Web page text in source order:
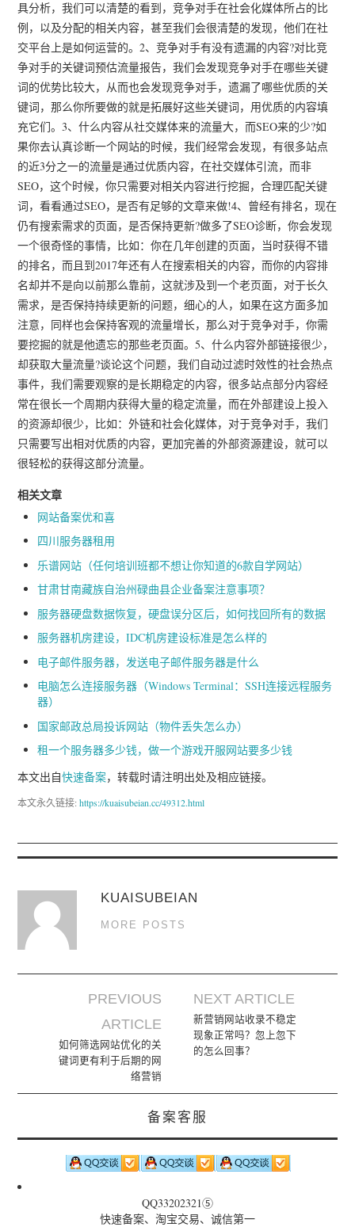
具分析，我们可以清楚的看到，竞争对手在社会化媒体所占的比
例，以及分配的相关内容，甚至我们会很清楚的发现，他们在社
交平台上是如何运营的。2、竞争对手有没有遗漏的内容?对比竞
争对手的关键词预估流量报告，我们会发现竞争对手在哪些关键
词的优势比较大，从而也会发现竞争对手，遗漏了哪些优质的关
键词，那么你所要做的就是拓展好这些关键词，用优质的内容填
充它们。3、什么内容从社交媒体来的流量大，而SEO来的少?如
果你去认真诊断一个网站的时候，我们经常会发现，有很多站点
的近3分之一的流量是通过优质内容，在社交媒体引流，而非
SEO，这个时候，你只需要对相关内容进行挖掘，合理匹配关键
词，看看通过SEO，是否有足够的文章来做!4、曾经有排名，现在
仍有搜索需求的页面，是否保持更新?做多了SEO诊断，你会发现
一个很奇怪的事情，比如：你在几年创建的页面，当时获得不错
的排名，而且到2017年还有人在搜索相关的内容，而你的内容排
名却并不是向以前那么靠前，这就涉及到一个老页面，对于长久
需求，是否保持持续更新的问题，细心的人，如果在这方面多加
注意，同样也会保持客观的流量增长，那么对于竞争对手，你需
要挖掘的就是他遗忘的那些老页面。5、什么内容外部链接很少，
却获取大量流量?谈论这个问题，我们自动过滤时效性的社会热点
事件，我们需要观察的是长期稳定的内容，很多站点部分内容经
常在很长一个周期内获得大量的稳定流量，而在外部建设上投入
的资源却很少，比如：外链和社会化媒体，对于竞争对手，我们
只需要写出相对优质的内容，更加完善的外部资源建设，就可以
很轻松的获得这部分流量。
相关文章
网站备案优和喜
四川服务器租用
乐谱网站（任何培训班都不想让你知道的6款自学网站）
甘肃甘南藏族自治州碌曲县企业备案注意事项？
服务器硬盘数据恢复，硬盘误分区后，如何找回所有的数据
服务器机房建设，IDC机房建设标准是怎么样的
电子邮件服务器，发送电子邮件服务器是什么
电脑怎么连接服务器（Windows Terminal：SSH连接远程服务
器）
国家邮政总局投诉网站（物件丢失怎么办）
租一个服务器多少钱，做一个游戏开服网站要多少钱
本文出自快速备案，转载时请注明出处及相应链接。
本文永久链接:https://kuaisubeian.cc/49312.html
KUAISUBEIAN
MORE POSTS
Post navigation
PREVIOUS
ARTICLE
如何筛选网站优化的关
键词更有利于后期的网
络营销
NEXT ARTICLE
新营销网站收录不稳定
现象正常吗？忽上忽下
的怎么回事？
备案客服
QQ33202321⑤
快速备案、淘宝交易、诚信第一